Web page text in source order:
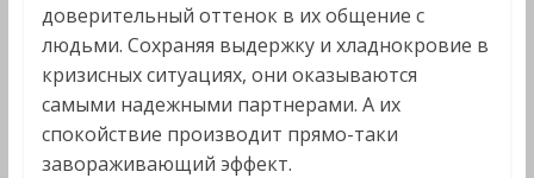
доверительный оттенок в их общение с
людьми. Сохраняя выдержку и хладнокровие в
кризисных ситуациях, они оказываются
самыми надежными партнерами. А их
спокойствие производит прямо-таки
завораживающий эффект.